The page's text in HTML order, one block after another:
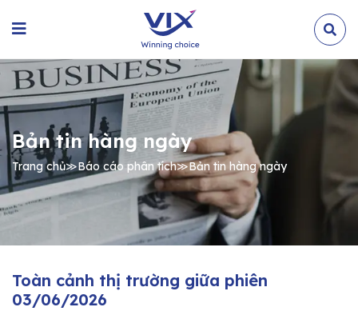
Bản tin hàng ngày
Trang chủ≫Báo cáo phân tích≫Bản tin hàng ngày
Toàn cảnh thị trường giữa phiên
03/06/2026